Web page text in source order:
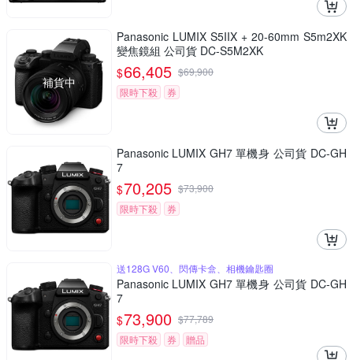
補貨中
Panasonic LUMIX S5IIX + 20-60mm S5m2XK
變焦鏡組 公司貨 DC-S5M2XK
$66,405 $69,900
限時下殺
券
Panasonic LUMIX GH7 單機身 公司貨 DC-GH
7
$70,205 $73,900
限時下殺
券
送128G V60、閃傳卡盒、相機鑰匙圈
Panasonic LUMIX GH7 單機身 公司貨 DC-GH
7
$73,900 $77,789
限時下殺
券 贈品